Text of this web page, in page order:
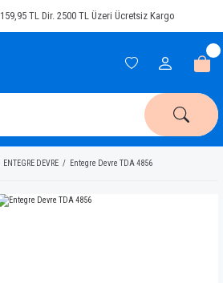
TL Dir. 2500 TL Üzeri Ücretsiz Kargo
ENTEGRE DEVRE Entegre Devre TDA 4856